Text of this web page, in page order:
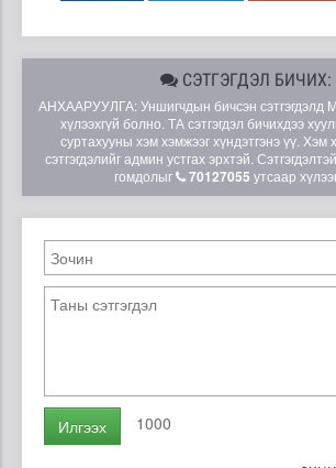
СЭТГЭГДЭЛ БИЧИХ:
АНХААРУУЛГА: Уншигчдын бичсэн сэтгэгдэлд
хүлээхгүй болно. ТА сэтгэгдэл бичихдээ
суртахууны хэм хэмжээг хүндэтгэнэ үү. Хэм
сэтгэгдэлийг админ устгах эрхтэй.
гомдолыг
70127055 утсаар
Илгээх 1000